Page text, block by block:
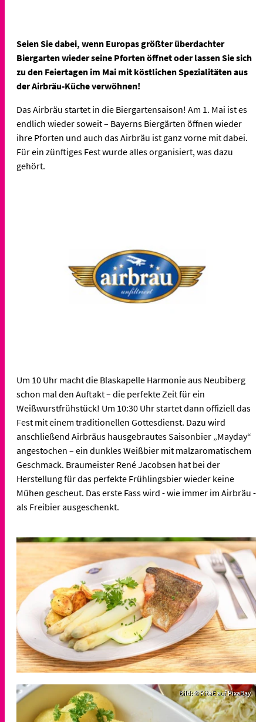
Seien Sie dabei, wenn Europas größter überdachter
Biergarten wieder seine Pforten öffnet oder lassen Sie sich
zu den Feiertagen im Mai mit köstlichen Spezialitäten aus
der Airbräu-Küche verwöhnen!
Das Airbräu startet in die Biergartensaison! Am 1. Mai ist es
endlich wieder soweit – Bayerns Biergärten öffnen wieder
ihre Pforten und auch das Airbräu ist ganz vorne mit dabei.
Für ein zünftiges Fest wurde alles organisiert, was dazu
gehört.
Um 10 Uhr macht die Blaskapelle Harmonie aus Neubiberg
schon mal den Auftakt – die perfekte Zeit für ein
Weißwurstfrühstück! Um 10:30 Uhr startet dann offiziell das
Fest mit einem traditionellen Gottesdienst. Dazu wird
anschließend Airbräus hausgebrautes Saisonbier „Mayday“
angestochen – ein dunkles Weißbier mit malzaromatischem
Geschmack. Braumeister René Jacobsen hat bei der
Herstellung für das perfekte Frühlingsbier wieder keine
Mühen gescheut. Das erste Fass wird - wie immer im Airbräu -
als Freibier ausgeschenkt.
Bild: © RitaE auf PixaBay